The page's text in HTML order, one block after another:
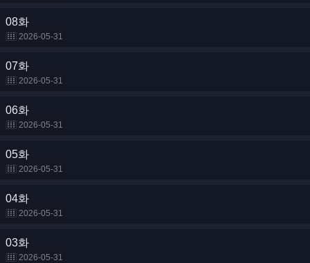
08화
2026-05-31
07화
2026-05-31
06화
2026-05-31
05화
2026-05-31
04화
2026-05-31
03화
2026-05-31